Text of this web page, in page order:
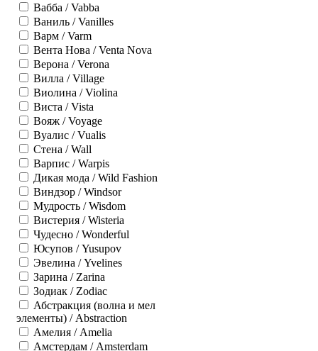
Вабба / Vabba
Ваниль / Vanilles
Варм / Varm
Вента Нова / Venta Nova
Верона / Verona
Вилла / Village
Виолина / Violina
Виста / Vista
Вояж / Voyage
Вуалис / Vualis
Стена / Wall
Варпис / Warpis
Дикая мода / Wild Fashion
Виндзор / Windsor
Мудрость / Wisdom
Вистерия / Wisteria
Чудесно / Wonderful
Юсупов / Yusupov
Эвелина / Yvelines
Зарина / Zarina
Зодиак / Zodiac
Абстракция (волна и мел
элементы) / Abstraction
Амелия / Amelia
Амстердам / Amsterdam